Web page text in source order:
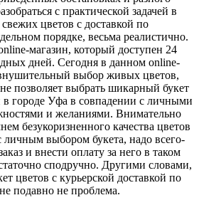
с практической задачей в
свежих цветов с доставкой по
порядке, весьма реалистично.
магазин, который доступен 24
дней. Сегодня в данном online-
выбор живых цветов,
позволяет выбрать шикарный букет
в городе Уфа в совпадении с личными
и желаниями. Внимательно
безукоризненного качества цветов
личным выбором букета, надо всего-
и внести оплату за него в таком
сподручно. Другими словами,
цветов с курьерской доставкой по
подавно не проблема.